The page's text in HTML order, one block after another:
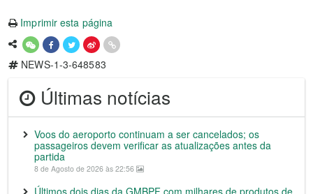
Imprimir esta página
NEWS-1-3-648583
Últimas notícias
Voos do aeroporto continuam a ser cancelados; os
passageiros devem verificar as atualizações antes da
partida
8 de Agosto de 2026 às 22:56
Últimos dois dias da GMBPF com milhares de produtos de